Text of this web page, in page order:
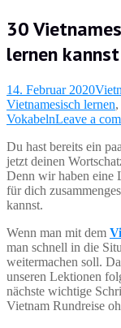
30
lernen kannst
14. Februar 2020
Vietnamesisch lernen,
VokabelnLeave a
Du hast bereits ein
jetzt deinen
Denn wir haben eine
für dich
kannst.
Wenn man mit dem
man schnell in die
weitermachen soll.
unseren Lektionen
nächste wichtige
Vietnam Rundreise